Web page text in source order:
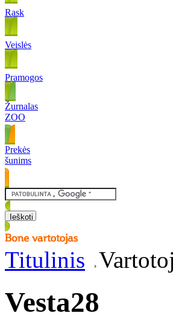
Rask
Veislės
Pramogos
Žurnalas
ZOO
Prekės
šunims
Titulinis
Vesta28